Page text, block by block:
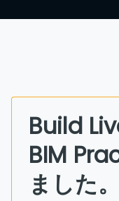
Build
BIM
ました。